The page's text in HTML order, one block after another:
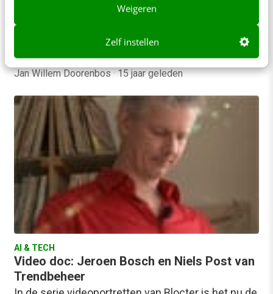
Weigeren
Zelf instellen
Ongemerkt en over het algemeen uit het zicht van
de museumbezoeker hier te lande, heeft het
afgelopen jaar een heel klein kunstmuseum…
Jan Willem Doorenbos· 15 jaar geleden
AI & TECH
Video doc: Jeroen Bosch en Niels Post van
Trendbeheer